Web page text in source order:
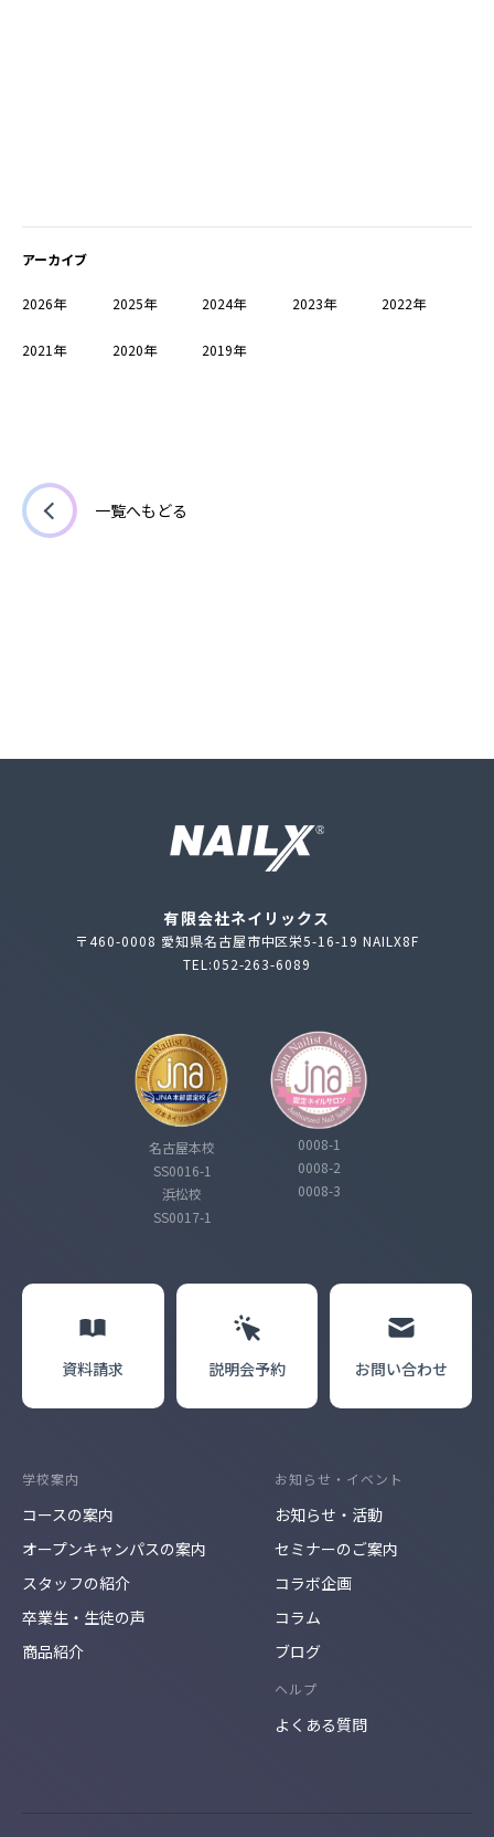
アーカイブ
2026年 2025年 2024年 2023年 2022年
2021年 2020年 2019年
一覧へもどる
有限会社ネイリックス
〒460-0008 愛知県名古屋市中区栄5-16-19 NAILX8F
TEL:052-263-6089
名古屋本校
SS0016-1
浜松校
SS0017-1
0008-1
0008-2
0008-3
資料請求 説明会予約 お問い合わせ
学校案内
コースの案内
オープンキャンパスの案内
スタッフの紹介
卒業生・生徒の声
商品紹介
お知らせ・イベント
お知らせ・活動
セミナーのご案内
コラボ企画
コラム
ブログ
ヘルプ
よくある質問